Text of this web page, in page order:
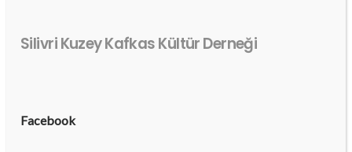
Silivri Kuzey Kafkas Kültür Derneği
Facebook